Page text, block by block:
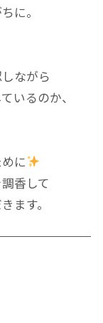
に。
ながら
いるのか、
に
香して
ます。